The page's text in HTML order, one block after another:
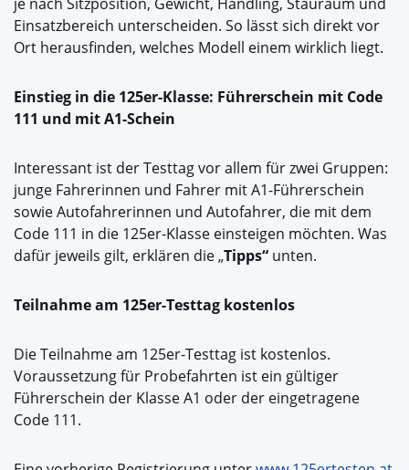
Einsatzbereich unterscheiden. So lässt sich direkt vor
Ort herausfinden, welches Modell einem wirklich liegt.
Einstieg in die 125er-Klasse: Führerschein mit Code
111 und mit A1-Schein
Interessant ist der Testtag vor allem für zwei Gruppen:
junge Fahrerinnen und Fahrer mit A1-Führerschein
sowie Autofahrerinnen und Autofahrer, die mit dem
Code 111 in die 125er-Klasse einsteigen möchten. Was
dafür jeweils gilt, erklären die „Tipps“ unten.
Teilnahme am 125er-Testtag kostenlos
Die Teilnahme am 125er-Testtag ist kostenlos.
Voraussetzung für Probefahrten ist ein gültiger
Führerschein der Klasse A1 oder der eingetragene
Code 111.